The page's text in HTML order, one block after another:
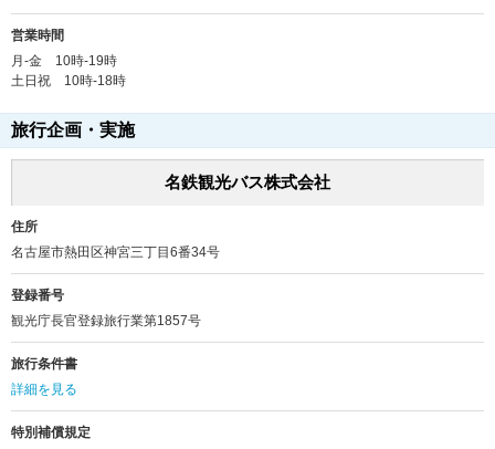
営業時間
月-金 10時-19時
土日祝 10時-18時
旅行企画・実施
名鉄観光バス株式会社
住所
名古屋市熱田区神宮三丁目6番34号
登録番号
観光庁長官登録旅行業第1857号
旅行条件書
詳細を見る
特別補償規定